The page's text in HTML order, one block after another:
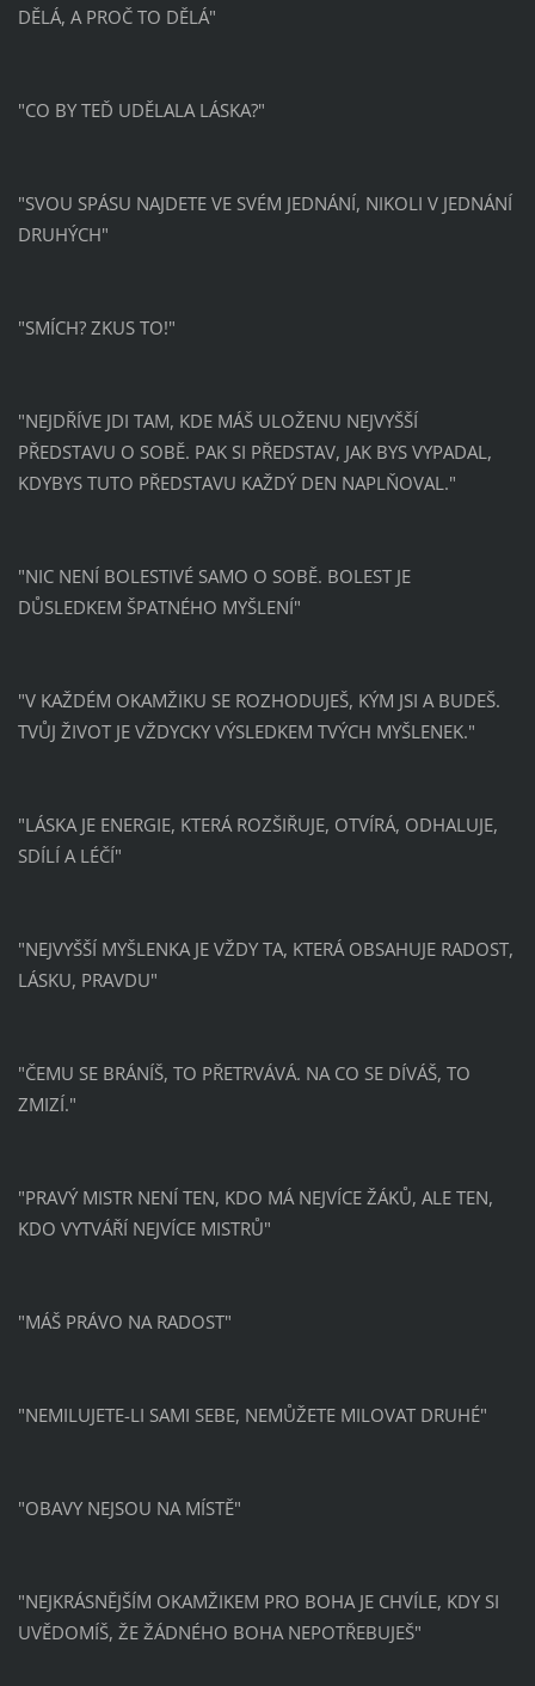
DĚLÁ, A PROČ TO DĚLÁ"
"CO BY TEĎ UDĚLALA LÁSKA?"
"SVOU SPÁSU NAJDETE VE SVÉM JEDNÁNÍ, NIKOLI V JEDNÁNÍ
DRUHÝCH"
"SMÍCH? ZKUS TO!"
"NEJDŘÍVE JDI TAM, KDE MÁŠ ULOŽENU NEJVYŠŠÍ
PŘEDSTAVU O SOBĚ. PAK SI PŘEDSTAV, JAK BYS VYPADAL,
KDYBYS TUTO PŘEDSTAVU KAŽDÝ DEN NAPLŇOVAL."
"NIC NENÍ BOLESTIVÉ SAMO O SOBĚ. BOLEST JE
DŮSLEDKEM ŠPATNÉHO MYŠLENÍ"
"V KAŽDÉM OKAMŽIKU SE ROZHODUJEŠ, KÝM JSI A BUDEŠ.
TVŮJ ŽIVOT JE VŽDYCKY VÝSLEDKEM TVÝCH MYŠLENEK."
"LÁSKA JE ENERGIE, KTERÁ ROZŠIŘUJE, OTVÍRÁ, ODHALUJE,
SDÍLÍ A LÉČÍ"
"NEJVYŠŠÍ MYŠLENKA JE VŽDY TA, KTERÁ OBSAHUJE RADOST,
LÁSKU, PRAVDU"
"ČEMU SE BRÁNÍŠ, TO PŘETRVÁVÁ. NA CO SE DÍVÁŠ, TO
ZMIZÍ."
"PRAVÝ MISTR NENÍ TEN, KDO MÁ NEJVÍCE ŽÁKŮ, ALE TEN,
KDO VYTVÁŘÍ NEJVÍCE MISTRŮ"
"MÁŠ PRÁVO NA RADOST"
"NEMILUJETE-LI SAMI SEBE, NEMŮŽETE MILOVAT DRUHÉ"
"OBAVY NEJSOU NA MÍSTĚ"
"NEJKRÁSNĚJŠÍM OKAMŽIKEM PRO BOHA JE CHVÍLE, KDY SI
UVĚDOMÍŠ, ŽE ŽÁDNÉHO BOHA NEPOTŘEBUJEŠ"